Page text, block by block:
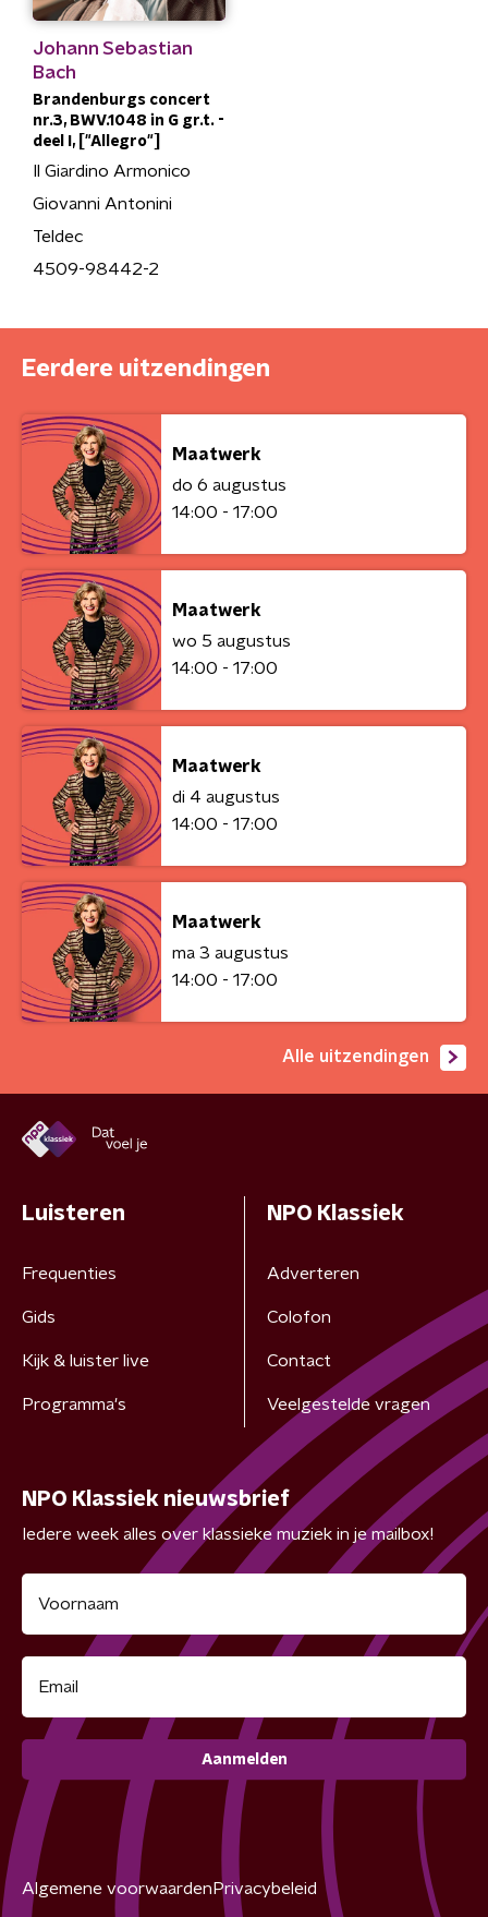
Johann Sebastian
Bach
Brandenburgs concert
nr.3, BWV.1048 in G gr.t. -
deel I, ["Allegro"]
Il Giardino Armonico
Giovanni Antonini
Teldec
4509-98442-2
Eerdere uitzendingen
Maatwerk
do 6 augustus
14:00 - 17:00
Maatwerk
wo 5 augustus
14:00 - 17:00
Maatwerk
di 4 augustus
14:00 - 17:00
Maatwerk
ma 3 augustus
14:00 - 17:00
Alle uitzendingen
Luisteren
Frequenties
Gids
Kijk & luister live
Programma's
NPO Klassiek
Adverteren
Colofon
Contact
Veelgestelde vragen
NPO Klassiek nieuwsbrief
Iedere week alles over klassieke muziek in je mailbox!
Aanmelden
Algemene voorwaarden Privacybeleid